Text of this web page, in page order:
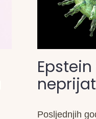
Posljednjih